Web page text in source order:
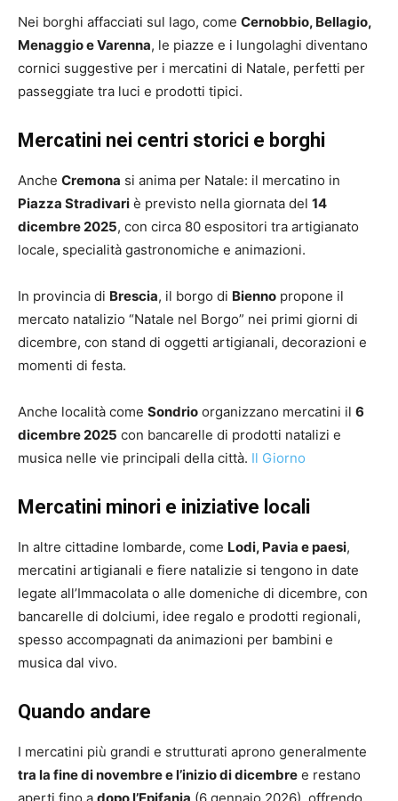
Nei borghi affacciati sul lago, come Cernobbio, Bellagio,
Menaggio e Varenna, le piazze e i lungolaghi diventano
cornici suggestive per i mercatini di Natale, perfetti per
passeggiate tra luci e prodotti tipici.
Mercatini nei centri storici e borghi
Anche Cremona si anima per Natale: il mercatino in
Piazza Stradivari è previsto nella giornata del 14
dicembre 2025, con circa 80 espositori tra artigianato
locale, specialità gastronomiche e animazioni.
In provincia di Brescia, il borgo di Bienno propone il
mercato natalizio “Natale nel Borgo” nei primi giorni di
dicembre, con stand di oggetti artigianali, decorazioni e
momenti di festa.
Anche località come Sondrio organizzano mercatini il 6
dicembre 2025 con bancarelle di prodotti natalizi e
musica nelle vie principali della città. Il Giorno
Mercatini minori e iniziative locali
In altre cittadine lombarde, come Lodi, Pavia e paesi,
mercatini artigianali e fiere natalizie si tengono in date
legate all’Immacolata o alle domeniche di dicembre, con
bancarelle di dolciumi, idee regalo e prodotti regionali,
spesso accompagnati da animazioni per bambini e
musica dal vivo.
Quando andare
I mercatini più grandi e strutturati aprono generalmente
tra la fine di novembre e l’inizio di dicembre e restano